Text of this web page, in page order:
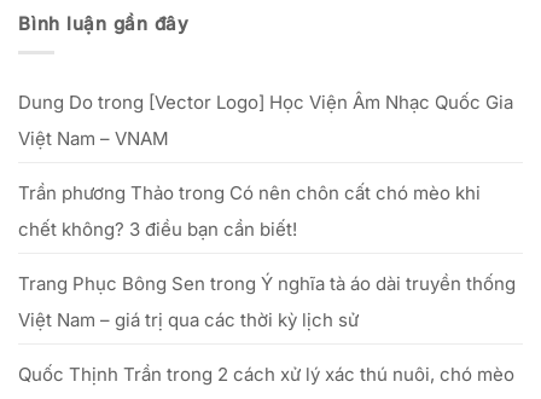
phụ
nữ
25/09
đến
20/10/2025
lễ
vật
Tổ
in
hiệu
quả
số
Bình luận gần đây
Dung Do trong [Vector Logo] Học Viện Âm Nhạc Quốc Gia
Việt Nam – VNAM
Trần phương Thảo trong Có nên chôn cất chó mèo khi
chết không? 3 điều bạn cần biết!
Trang Phục Bông Sen trong Ý nghĩa tà áo dài truyền thống
Việt Nam – giá trị qua các thời kỳ lịch sử
Quốc Thịnh Trần trong 2 cách xử lý xác thú nuôi, chó mèo